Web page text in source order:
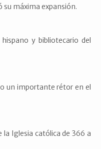
máxima expansión.
y bibliotecario del
un importante rétor en el
la Iglesia católica de 366 a